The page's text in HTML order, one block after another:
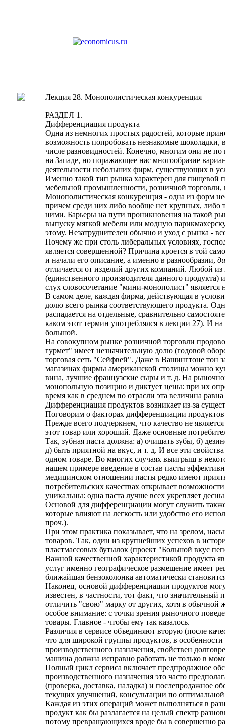
Лекция 28. Монополистическая конкуренция
РАЗДЕЛ 1.
Дифференциация продукта
Одна из немногих простых радостей, которые
возможность попробовать незнакомые
числе разновидностей. Конечно, многим они не
на Западе, но поражающее нас многообразие
деятельности небольших фирм, существующих в
Именно такой тип рынка характерен для пищевой
мебельной промышленности, розничной торговли,
Монополистическая конкуренция - одна из форм
причем среди них либо вообще нет крупных,
ними. Барьеры на пути проникновения на такой
выпуску мягкой мебели или модную
этому. Незатруднителен обычно и уход с рынка -
Почему же при столь либеральных условиях,
является совершенной? Причина кроется в той
и начали его описание, а именно в разнообразии,
отличается от изделий других компаний. Любой
(единственного производителя данного
слух словосочетание "мини-монополист"
В самом деле, каждая фирма, действующая в
долю всего рынка соответствующего продукта.
распадается на отдельные, сравнительно
каком этот термин употреблялся в лекции 27). И
большой.
На совокупном рынке розничной торговли
гурмет" имеет незначительную долю (годовой
торговая сеть "Сейфвей". Даже в Вашингтоне тон
магазинах фирмы американской столицы можно
вина, лучшие французские сыры и т. д. На
монопольную позицию и диктует цены: при их
время как в среднем по отрасли эта величина
Дифференциация продуктов возникает из-за
Поговорим о факторах дифференциации
Прежде всего подчеркнем, что качество не
этот товар или хороший. Даже основные
Так, зубная паста должна: а) очищать зубы, б)
д) быть приятной на вкус, и т. д. И все эти
одном товаре. Во многих случаях выигрыш в
нашем примере введение в состав пасты
медицинском отношении пасты редко имеют
потребительских качествах открывает
уникальны: одна паста лучше всех укрепляет
Основой для дифференциации могут служить
которые влияют на легкость или удобство его
проч.).
При этом практика показывает, что на зрелом,
товаров. Так, один из крупнейших успехов в
пластмассовых бутылок (проект "Большой вкус
Важной качественной характеристикой продукта
услуг именно географическое размещение имеет
ближайшая бензоколонка автоматически
Наконец, основой дифференциации продуктов
известен, в частности, тот факт, что
отличить "свою" марку от других, хотя в обычной
особое внимание: с точки зрения рыночного
товары. Главное - чтобы ему так казалось.
Различия в сервисе объединяют вторую (после
что для широкой группы продуктов, в
производственного назначения, свойствен
машина должна исправно работать не только в
Полный цикл сервиса включает предпродажное
производственного назначения это часто
(проверка, доставка, наладка) и послепродажное
текущих улучшений, консультации по
Каждая из этих операций может выполняться в
продукт как бы разлагается на целый спектр
потому превращающихся вроде бы в совершенно